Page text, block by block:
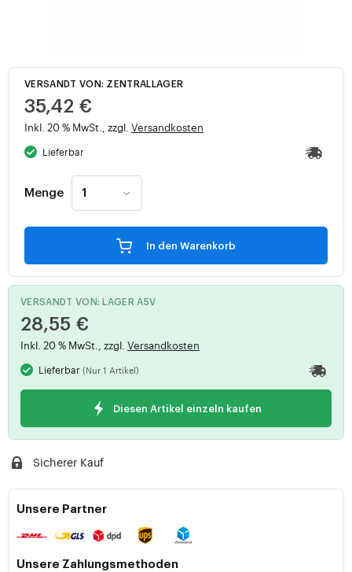
VERSANDT VON: ZENTRALLAGER
35,42 €
Inkl. 20 % MwSt., zzgl. Versandkosten
Lieferbar
Menge
In den Warenkorb
VERSANDT VON: LAGER A5V
28,55 €
Inkl. 20 % MwSt., zzgl. Versandkosten
Lieferbar(Nur 1 Artikel)
Diesen Artikel einzeln kaufen
Sicherer Kauf
Unsere Partner
Unsere Zahlungsmethoden